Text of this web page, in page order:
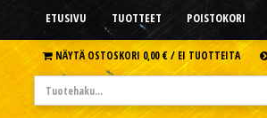
ETUSIVU TUOTTEET POISTOKORI
NÄYTÄ OSTOSKORI 0,00 € /EI TUOTTEITA